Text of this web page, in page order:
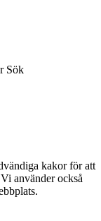
Sök
kakor för att
använder också